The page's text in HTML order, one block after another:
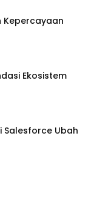
Kepercayaan
Ekosistem
Salesforce Ubah